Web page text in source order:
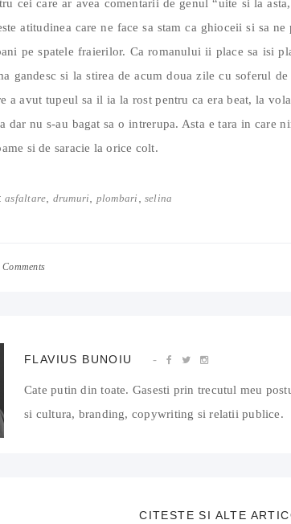
cei care ar avea comentarii de genul “uite si la
atitudinea care ne face sa stam ca ghioceii si sa
pe spatele fraierilor. Ca romanului ii place sa isi
gandesc si la stirea de acum doua zile cu soferul
a avut tupeul sa il ia la rost pentru ca era beat, la
dar nu s-au bagat sa o intrerupa. Asta e tara in care
si de saracie la orice colt.
asfaltare drumuri plombari ,selina
Comments
FLAVIUS BUNOIU
Cate putin din toate. Gasesti prin trecutul meu
si cultura, branding, copywriting si relatii publice.
CITESTE SI ALTE